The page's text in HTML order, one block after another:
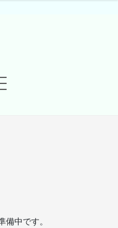
備中です。